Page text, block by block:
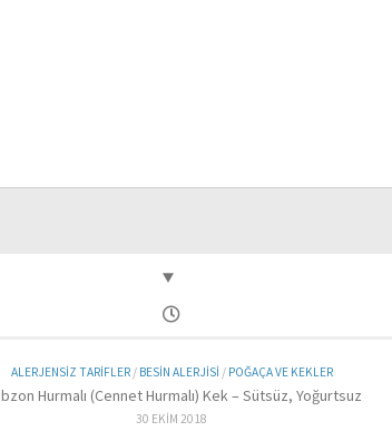
ALERJENSIZ TARIFLER/ BESIN ALERJISI / POĞAÇA VE KEKLER
Hurmalı (Cennet Hurmalı) Kek – Sütsüz, Yoğurtsuz
30 EKIM 2018